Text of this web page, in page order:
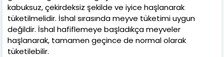
kabuksuz, çekirdeksiz şekilde ve iyice haşlanarak
tüketilmelidir. İshal sırasında meyve tüketimi uygun
değildir. İshal hafiflemeye başladıkça meyveler
haşlanarak, tamamen geçince de normal olarak
tüketilebilir.